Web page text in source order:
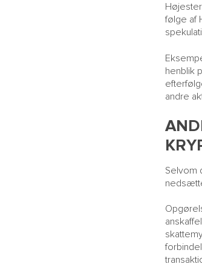
følge af
henblik
andre
Selvom